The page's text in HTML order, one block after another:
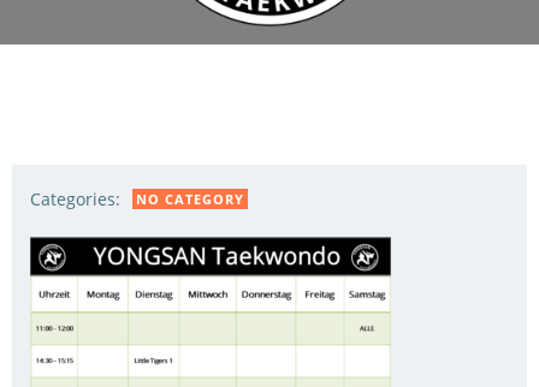
Categories: NO CATEGORY